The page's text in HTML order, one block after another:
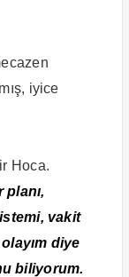
iyice
Hoca.
vakit
diye
biliyorum.